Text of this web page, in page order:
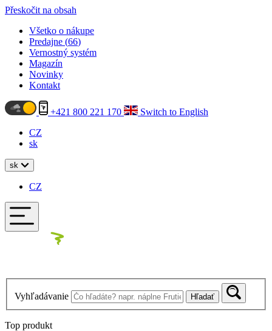
Přeskočit na obsah
Všetko o nákupe
Predajne (66)
Vernostný systém
Magazín
Novinky
Kontakt
+421 800 221 170
Switch to English
CZ
sk
sk
CZ
Vyhľadávanie Hľadať
Top produkt